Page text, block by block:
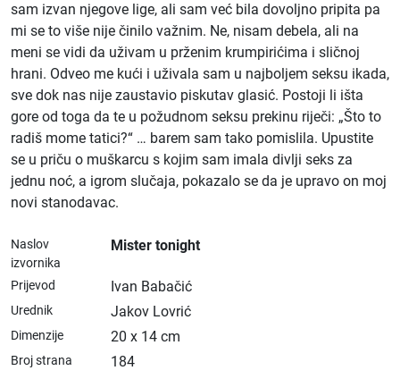
sam izvan njegove lige, ali sam već bila dovoljno pripita pa
mi se to više nije činilo važnim. Ne, nisam debela, ali na
meni se vidi da uživam u prženim krumpirićima i sličnoj
hrani. Odveo me kući i uživala sam u najboljem seksu ikada,
sve dok nas nije zaustavio piskutav glasić. Postoji li išta
gore od toga da te u požudnom seksu prekinu riječi: „Što to
radiš mome tatici?“ … barem sam tako pomislila. Upustite
se u priču o muškarcu s kojim sam imala divlji seks za
jednu noć, a igrom slučaja, pokazalo se da je upravo on moj
novi stanodavac.
Naslov
izvornika
Mister tonight
Prijevod Ivan Babačić
Urednik Jakov Lovrić
Dimenzije 20 x 14 cm
Broj strana 184